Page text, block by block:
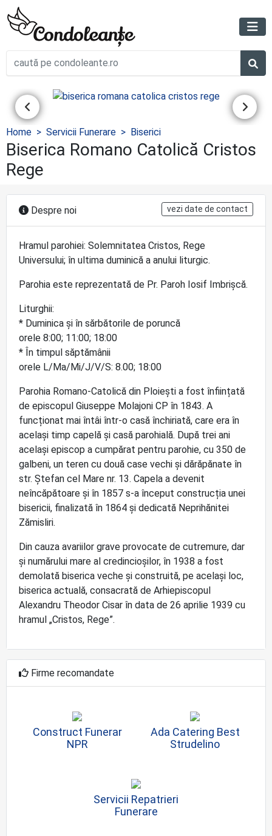
Home Servicii Funerare Biserici
Biserica Romano Catolică Cristos
Rege
Despre noi vezi date de contact
Hramul parohiei: Solemnitatea Cristos, Rege
Universului; în ultima duminică a anului liturgic.
Parohia este reprezentată de Pr. Paroh Iosif Imbrișcă.
Liturghii:
* Duminica şi în sărbătorile de poruncă
orele 8:00; 11:00; 18:00
* În timpul săptămânii
orele L/Ma/Mi/J/V/S: 8.00; 18:00
Parohia Romano-Catolică din Ploiești a fost înființată
de episcopul Giuseppe Molajoni CP în 1843. A
funcționat mai întâi într-o casă închiriată, care era în
același timp capelă și casă parohială. După trei ani
același episcop a cumpărat pentru parohie, cu 350 de
galbeni, un teren cu două case vechi și dărăpănate în
str. Ștefan cel Mare nr. 13. Capela a devenit
neîncăpătoare și în 1857 s-a început construcția unei
bisericii, finalizată în 1864 și dedicată Neprihănitei
Zămisliri.
Din cauza avariilor grave provocate de cutremure, dar
și numărului mare al credincioșilor, în 1938 a fost
demolată biserica veche și construită, pe același loc,
biserica actuală, consacrată de Arhiepiscopul
Alexandru Theodor Cisar în data de 26 aprilie 1939 cu
hramul „Cristos, Rege”.
Firme recomandate
Construct Funerar
NPR
Ada Catering Best
Strudelino
Servicii Repatrieri
Funerare